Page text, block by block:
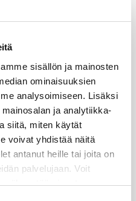
sisällön ja mainosten
ominaisuuksien
analysoimiseen. Lisäksi
ja analytiikka-
siitä, miten käytät
voivat yhdistää näitä
antanut heille tai joita on
palvelujaan. Voit
sivuston
sähköpostin liitteenä.
tunnus
Oy, 003703575029